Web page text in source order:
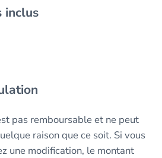
inclus
pas remboursable et ne peut
raison que ce soit. Si vous
une modification, le montant